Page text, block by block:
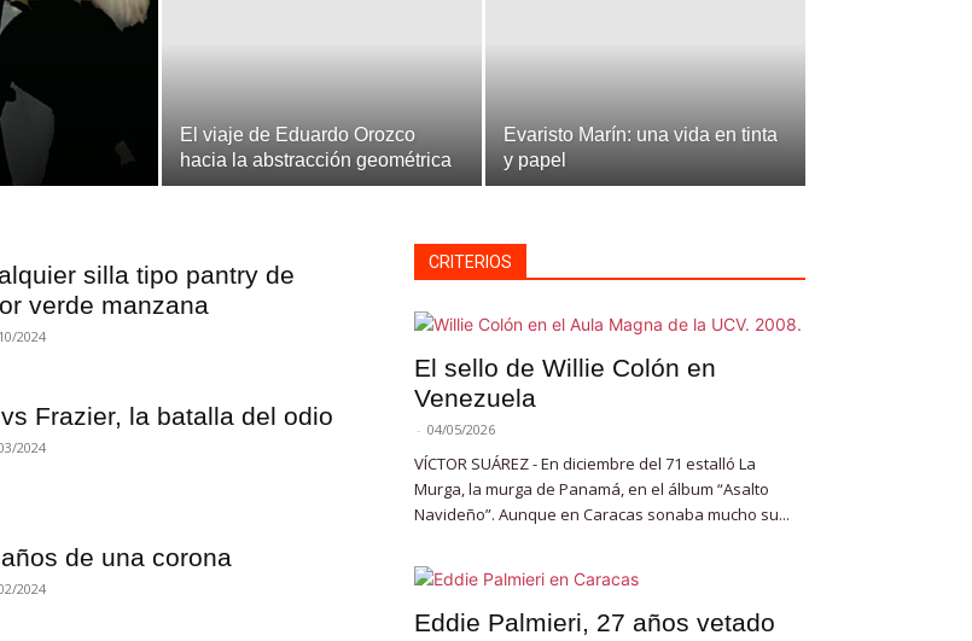
El viaje de Eduardo Orozco
hacia la abstracción geométrica
Evaristo Marín: una vida en tinta
y papel
silla tipo pantry de
verde manzana
2024
Frazier, la batalla del odio
2024
de una corona
2024
CRITERIOS
El sello de Willie Colón en
Venezuela
- 04/05/2026
VÍCTOR SUÁREZ - En diciembre del 71 estalló La
Murga, la murga de Panamá, en el álbum “Asalto
Navideño”. Aunque en Caracas sonaba mucho su...
Eddie Palmieri, 27 años vetado